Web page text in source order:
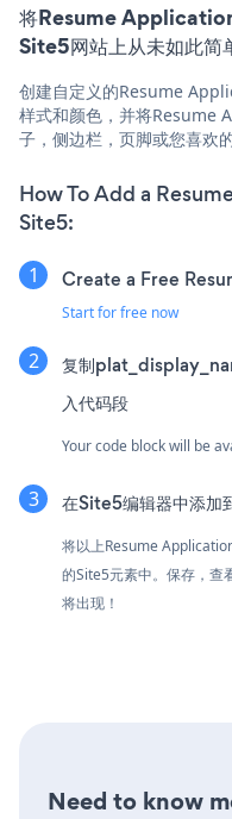
将Resume
Site5网站上从未如此简
创建自定义的Resume
样式和颜色，并将Resume
子，侧边栏，页脚或您喜欢
How To Add a
Site5:
Create a Free
Start for free now
复制
入代码段
Your code block will be
在Site5编辑器中添加
将以上Resume
的Site5元素中。保存，查
将出现！
Need to know